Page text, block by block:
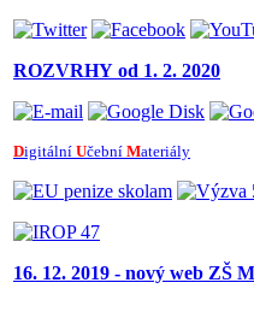
ROZVRHY od 1. 2. 2020
Digitální Učební Materiály
16. 12. 2019 - nový web ZŠ